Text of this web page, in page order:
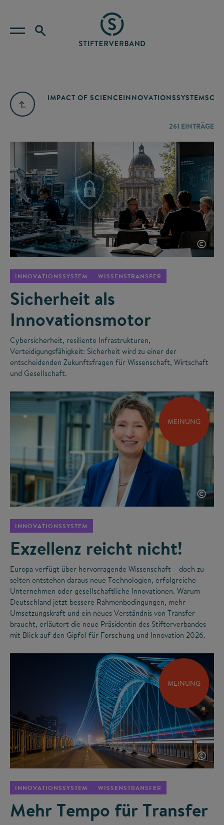
IMPACT OF SCIENCEINNOVATIONSSYSTEM
261 EINTRÄGE
©
INNOVATIONSSYSTEM WISSENSTRANSFER
Sicherheit als
Innovationsmotor
Cybersicherheit, resiliente Infrastrukturen,
Verteidigungsfähigkeit: Sicherheit wird zu einer der
entscheidenden Zukunftsfragen für Wissenschaft, Wirtschaft
und Gesellschaft.
MEINUNG
©
INNOVATIONSSYSTEM
Exzellenz reicht nicht!
Europa verfügt über hervorragende Wissenschaft – doch zu
selten entstehen daraus neue Technologien, erfolgreiche
Unternehmen oder gesellschaftliche Innovationen. Warum
Deutschland jetzt bessere Rahmenbedingungen, mehr
Umsetzungskraft und ein neues Verständnis von Transfer
braucht, erläutert die neue Präsidentin des Stifterverbandes
mit Blick auf den Gipfel für Forschung und Innovation 2026.
MEINUNG
©
INNOVATIONSSYSTEM WISSENSTRANSFER
Mehr Tempo für Transfer